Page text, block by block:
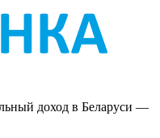
доход в Беларуси —